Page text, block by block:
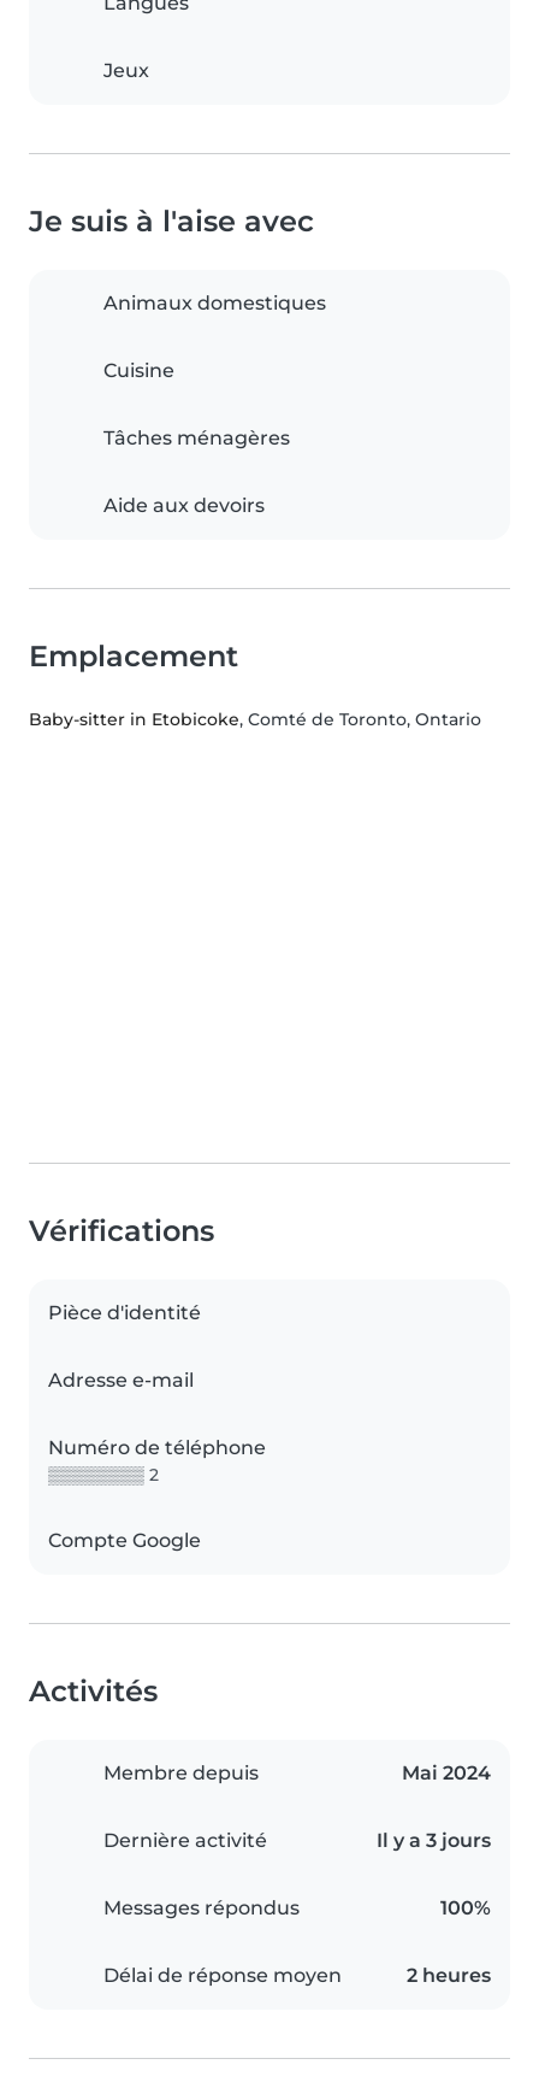
Jeux
Je suis à l'aise avec
Animaux domestiques
Cuisine
Tâches ménagères
Aide aux devoirs
Emplacement
Baby-sitter in Etobicoke, Comté de Toronto, Ontario
Vérifications
Pièce d'identité
Adresse e-mail
Numéro de téléphone
▒▒▒▒▒▒▒▒ 2
Compte Google
Activités
Membre depuis Mai 2024
Dernière activité Il y a 3 jours
Messages répondus 100%
Délai de réponse moyen 2 heures